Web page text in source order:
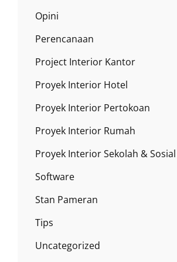
Opini
Perencanaan
Project Interior Kantor
Proyek Interior Hotel
Proyek Interior Pertokoan
Proyek Interior Rumah
Proyek Interior Sekolah & Sosial
Software
Stan Pameran
Tips
Uncategorized